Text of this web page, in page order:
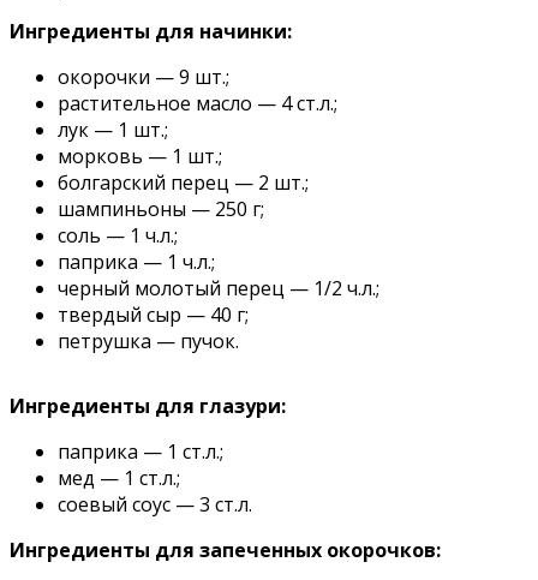
Ингредиенты для начинки:
окорочки — 9 шт.;
растительное масло — 4 ст.л.;
лук — 1 шт.;
морковь — 1 шт.;
болгарский перец — 2 шт.;
шампиньоны — 250 г;
соль — 1 ч.л.;
паприка — 1 ч.л.;
черный молотый перец — 1/2 ч.л.;
твердый сыр — 40 г;
петрушка — пучок.
Ингредиенты для глазури:
паприка — 1 ст.л.;
мед — 1 ст.л.;
соевый соус — 3 ст.л.
Ингредиенты для запеченных окорочков: